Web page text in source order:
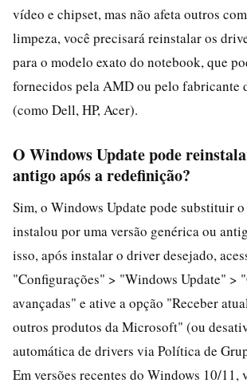
vídeo e chipset, mas não afeta outros
limpeza, você precisará reinstalar os
para o modelo exato do notebook, que
fornecidos pela AMD ou pelo fabricante
(como Dell, HP, Acer).
O Windows Update pode
antigo após a redefinição?
Sim, o Windows Update pode substituir
instalou por uma versão genérica ou
isso, após instalar o driver desejado,
"Configurações" > "Windows Update" >
avançadas" e ative a opção "Receber
outros produtos da Microsoft" (ou
automática de drivers via Política de
Em versões recentes do Windows 10/11,